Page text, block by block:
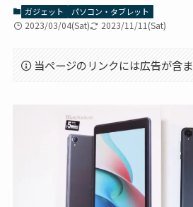
ガジェット パソコン・タブレット
2023/03/04(Sat) 2023/11/11(Sat)
当ページのリンクには広告が含ま